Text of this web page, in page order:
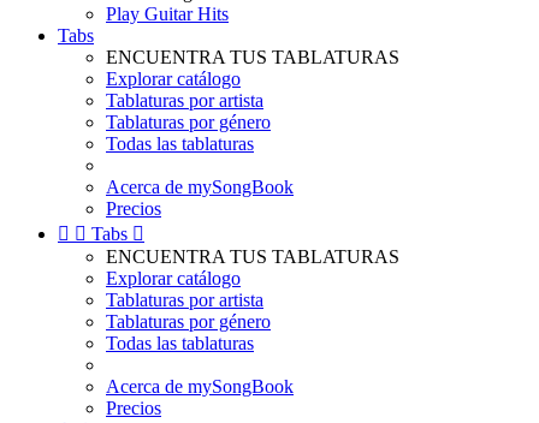
Play Guitar Hits
Tabs
ENCUENTRA TUS TABLATURAS
Explorar catálogo
Tablaturas por artista
Tablaturas por género
Todas las tablaturas
Acerca de mySongBook
Precios
  Tabs 
ENCUENTRA TUS TABLATURAS
Explorar catálogo
Tablaturas por artista
Tablaturas por género
Todas las tablaturas
Acerca de mySongBook
Precios